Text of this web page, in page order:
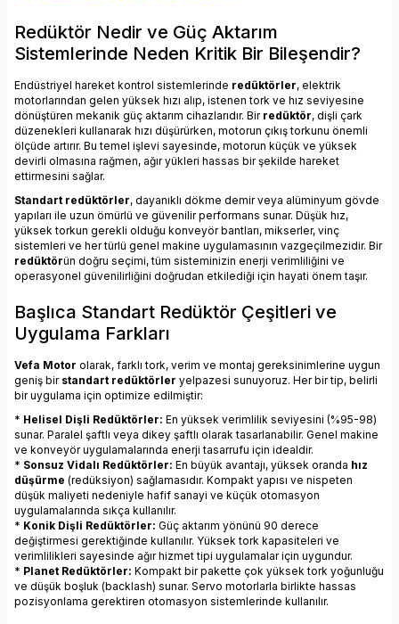
Redüktör Nedir ve Güç Aktarım
Sistemlerinde Neden Kritik Bir Bileşendir?
Endüstriyel hareket kontrol sistemlerinde redüktörler, elektrik
motorlarından gelen yüksek hızı alıp, istenen tork ve hız seviyesine
dönüştüren mekanik güç aktarım cihazlarıdır. Bir redüktör, dişli çark
düzenekleri kullanarak hızı düşürürken, motorun çıkış torkunu önemli
ölçüde artırır. Bu temel işlevi sayesinde, motorun küçük ve yüksek
devirli olmasına rağmen, ağır yükleri hassas bir şekilde hareket
ettirmesini sağlar.
Standart redüktörler, dayanıklı dökme demir veya alüminyum gövde
yapıları ile uzun ömürlü ve güvenilir performans sunar. Düşük hız,
yüksek torkun gerekli olduğu konveyör bantları, mikserler, vinç
sistemleri ve her türlü genel makine uygulamasının vazgeçilmezidir. Bir
redüktörün doğru seçimi, tüm sisteminizin enerji verimliliğini ve
operasyonel güvenilirliğini doğrudan etkilediği için hayati önem taşır.
Başlıca Standart Redüktör Çeşitleri ve
Uygulama Farkları
Vefa Motor olarak, farklı tork, verim ve montaj gereksinimlerine uygun
geniş bir standart redüktörler yelpazesi sunuyoruz. Her bir tip, belirli
bir uygulama için optimize edilmiştir:
* Helisel Dişli Redüktörler: En yüksek verimlilik seviyesini (%95-98)
sunar. Paralel şaftlı veya dikey şaftlı olarak tasarlanabilir. Genel makine
ve konveyör uygulamalarında enerji tasarrufu için idealdir.
* Sonsuz Vidalı Redüktörler: En büyük avantajı, yüksek oranda hız
düşürme (redüksiyon) sağlamasıdır. Kompakt yapısı ve nispeten
düşük maliyeti nedeniyle hafif sanayi ve küçük otomasyon
uygulamalarında sıkça kullanılır.
* Konik Dişli Redüktörler: Güç aktarım yönünü 90 derece
değiştirmesi gerektiğinde kullanılır. Yüksek tork kapasiteleri ve
verimlilikleri sayesinde ağır hizmet tipi uygulamalar için uygundur.
* Planet Redüktörler: Kompakt bir pakette çok yüksek tork yoğunluğu
ve düşük boşluk (backlash) sunar. Servo motorlarla birlikte hassas
pozisyonlama gerektiren otomasyon sistemlerinde kullanılır.